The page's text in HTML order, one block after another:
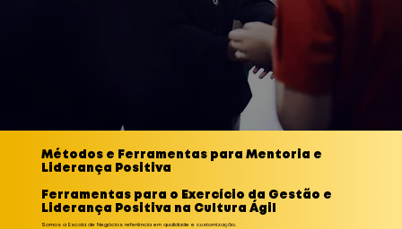
Métodos e Ferramentas para Mentoria e
Liderança Positiva
Ferramentas para o Exercício da Gestão e
Liderança Positiva na Cultura Ágil
Somos a Escola de Negócios referência em qualidade e customização.